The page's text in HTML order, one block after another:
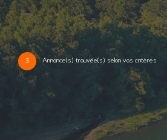
3 Annonce(s) trouvée(s) selon vos critères